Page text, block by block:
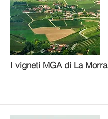
More
I vigneti MGA di La Morra